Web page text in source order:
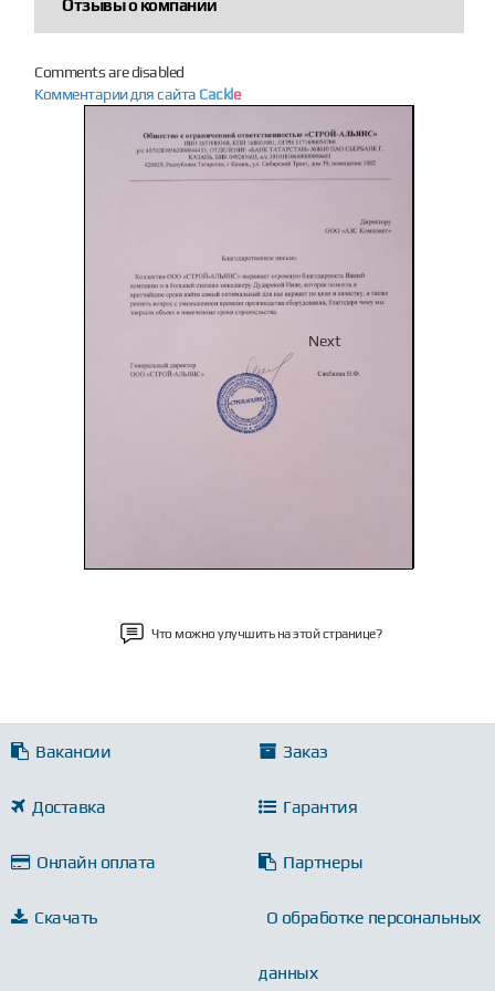
Отзывы о компании
Comments are disabled
Комментарии для сайта Cackle
Next
Что можно улучшить на этой странице?
Вакансии Заказ
Доставка Гарантия
Онлайн оплата Партнеры
Скачать О обработке персональных
данных